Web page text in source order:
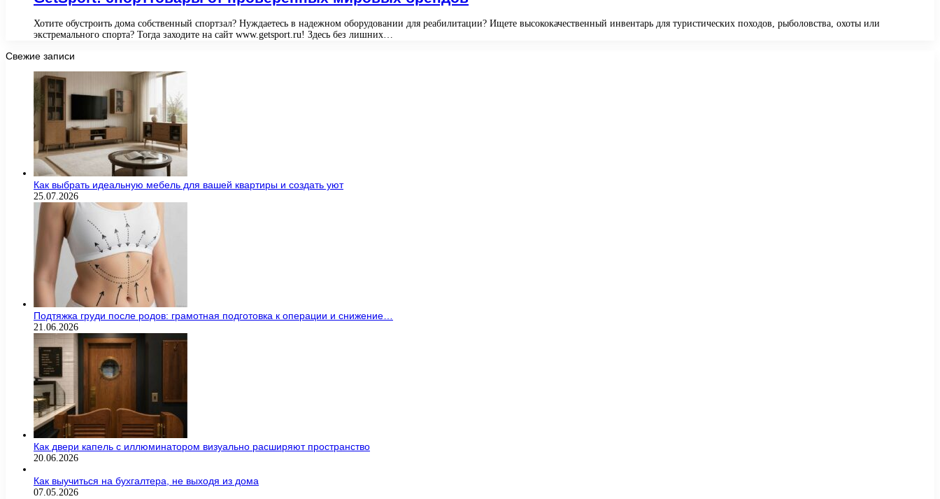
Хотите обустроить дома собственный спортзал? Нуждаетесь в надежном оборудовании для реабилитации? Ищете высококачественный инвентарь для туристических походов, рыболовства, охоты или
экстремального спорта? Тогда заходите на сайт www.getsport.ru! Здесь без лишних…
Свежие записи
Как выбрать идеальную мебель для вашей квартиры и создать уют
25.07.2026
Подтяжка груди после родов: грамотная подготовка к операции и снижение…
21.06.2026
Как двери капель с иллюминатором визуально расширяют пространство
20.06.2026
Как выучиться на бухгалтера, не выходя из дома
07.05.2026